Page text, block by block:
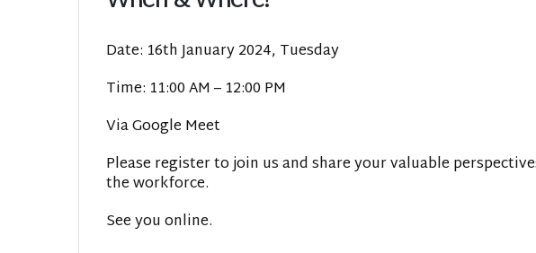
Date: 16th January 2024, Tuesday
Time: 11:00 AM – 12:00 PM
Via Google Meet
Please register to join us and share your valuable
the workforce.
See you online.